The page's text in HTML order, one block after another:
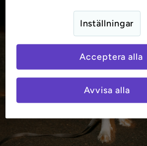
Inställningar
Avvisa alla
Acceptera alla